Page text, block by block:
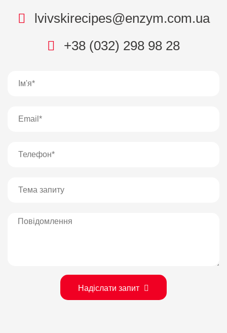
lvivskirecipes@enzym.com.ua
+38 (032) 298 98 28
Надіслати запит